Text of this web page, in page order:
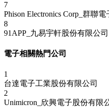
7
Phison Electronics Corp_群聯
8
91APP_九易宇軒股份有限公司
電子相關熱門公司
1
台達電子工業股份有限公司
2
Unimicron_欣興電子股份有限